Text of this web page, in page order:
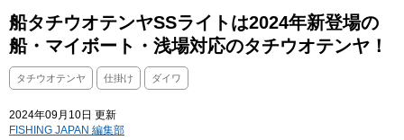
船タチウオテンヤSSライトは2024年新登場の
船・マイボート・浅場対応のタチウオテンヤ！
タチウオテンヤ 仕掛け ダイワ
2024年09月10日 更新
FISHING JAPAN 編集部